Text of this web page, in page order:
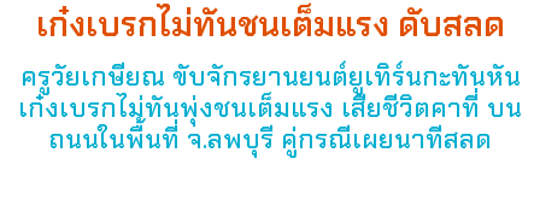
เก๋งเบรกไม่ทันชนเต็มแรง ดับสลด
ครูวัยเกษียณ ขับจักรยานยนต์ยูเทิร์นกะทันหัน
เก๋งเบรกไม่ทันพุ่งชนเต็มแรง เสียชีวิตคาที่ บน
ถนนในพื้นที่ จ.ลพบุรี คู่กรณีเผยนาทีสลด